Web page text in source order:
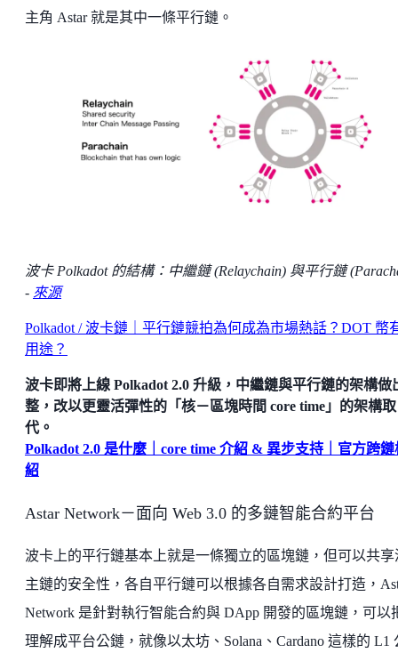
主角 Astar 就是其中一條平行鏈。
波卡 Polkadot 的結構：中繼鏈 (Relaychain) 與平行鏈
- 來源
Polkadot / 波卡鏈｜平行鏈競拍為何成為市場熱話？DOT 幣
用途？
波卡即將上線 Polkadot 2.0 升級，中繼鏈與平行鏈的架構做
整，改以更靈活彈性的「核－區塊時間 core time」的架構取
代。
Polkadot 2.0 是什麼｜core time 介紹 & 異步支持｜官方跨鏈
紹
Astar Network－面向 Web 3.0 的多鏈智能合約平台
波卡上的平行鏈基本上就是一條獨立的區塊鏈，但可以共享
主鏈的安全性，各自平行鏈可以根據各自需求設計打造，
Network 是針對執行智能合約與 DApp 開發的區塊鏈，可以
理解成平台公鏈，就像以太坊、Solana、Cardano 這樣的 L1